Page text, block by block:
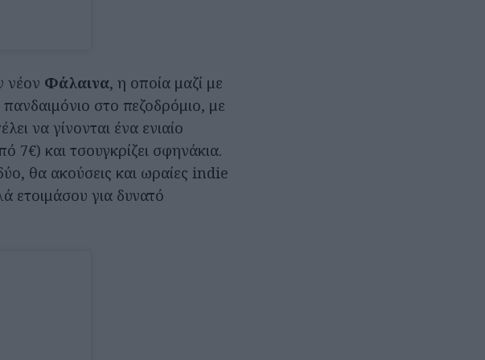
νέον Φάλαινα, η οποία μαζί με
στο πεζοδρόμιο, με
να γίνονται ένα ενιαίο
7€) και τσουγκρίζει σφηνάκια.
θα ακούσεις και ωραίες indie
ετοιμάσου για δυνατό